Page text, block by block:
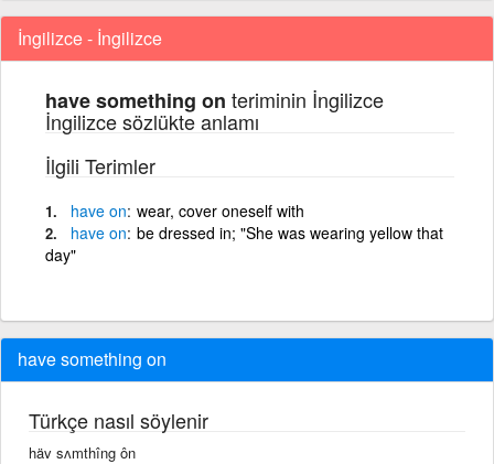
İngilizce - İngilizce
have something on teriminin İngilizce
İngilizce sözlükte anlamı
İlgili Terimler
have on wear, cover oneself with
have on be dressed in; "She was wearing yellow that
day"
have something on
Türkçe nasıl söylenir
häv sʌmthîng ôn